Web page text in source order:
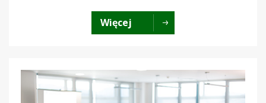
Więcej